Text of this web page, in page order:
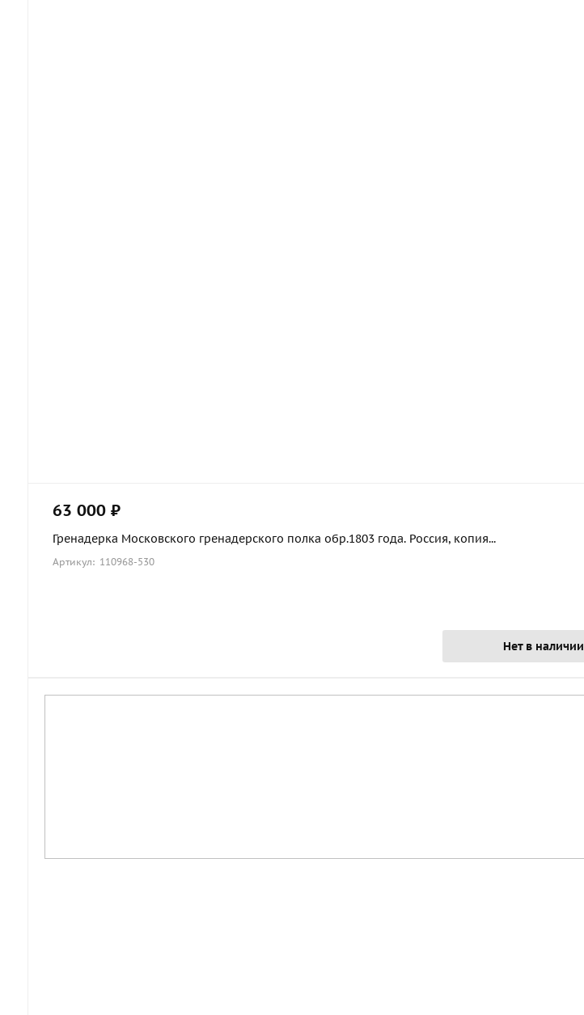
63 000 ₽
Гренадерка Московского гренадерского полка обр.1803 года. Россия, копия...
Артикул: 110968-530
Нет в наличии